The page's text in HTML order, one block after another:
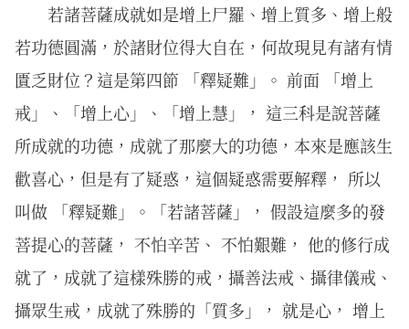
若諸菩薩成就如是增上尸羅、增上質多、增上般
若功德圓滿，於諸財位得大自在，何故現見有諸有情
匱乏財位？這是第四節 「釋疑難」。 前面 「增上
戒」、「增上心」、「增上慧」， 這三科是說菩薩
所成就的功德，成就了那麼大的功德，本來是應該生
歡喜心，但是有了疑惑，這個疑惑需要解釋， 所以
叫做 「釋疑難」。「若諸菩薩」， 假設這麼多的發
菩提心的菩薩， 不怕辛苦、 不怕艱難， 他的修行成
就了，成就了這樣殊勝的戒，攝善法戒、攝律儀戒、
攝眾生戒，成就了殊勝的「質多」， 就是心， 增上